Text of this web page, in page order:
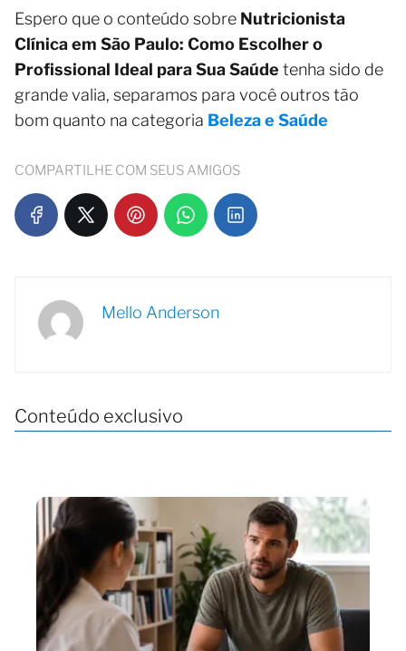
Espero que o conteúdo sobre Nutricionista
Clínica em São Paulo: Como Escolher o
Profissional Ideal para Sua Saúde tenha sido de
grande valia, separamos para você outros tão
bom quanto na categoria Beleza e Saúde
COMPARTILHE COM SEUS AMIGOS
Mello Anderson
Conteúdo exclusivo